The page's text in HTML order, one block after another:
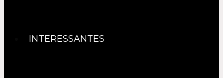
INTERESSANTES